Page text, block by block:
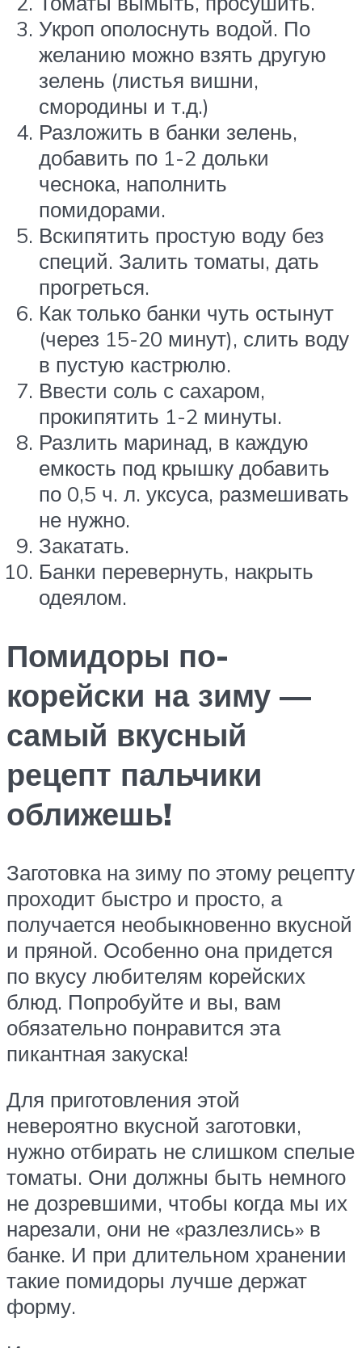
Укроп ополоснуть водой. По
желанию можно взять другую
зелень (листья вишни,
смородины и т.д.)
Разложить в банки зелень,
добавить по 1-2 дольки
чеснока, наполнить
помидорами.
Вскипятить простую воду без
специй. Залить томаты, дать
прогреться.
Как только банки чуть остынут
(через 15-20 минут), слить воду
в пустую кастрюлю.
Ввести соль с сахаром,
прокипятить 1-2 минуты.
Разлить маринад, в каждую
емкость под крышку добавить
по 0,5 ч. л. уксуса, размешивать
не нужно.
Закатать.
Банки перевернуть, накрыть
одеялом.
Помидоры по-
корейски на зиму —
самый вкусный
рецепт пальчики
оближешь!
Заготовка на зиму по этому рецепту
проходит быстро и просто, а
получается необыкновенно вкусной
и пряной. Особенно она придется
по вкусу любителям корейских
блюд. Попробуйте и вы, вам
обязательно понравится эта
пикантная закуска!
Для приготовления этой
невероятно вкусной заготовки,
нужно отбирать не слишком спелые
томаты. Они должны быть немного
не дозревшими, чтобы когда мы их
нарезали, они не «разлезлись» в
банке. И при длительном хранении
такие помидоры лучше держат
форму.